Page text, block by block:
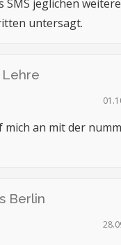
SMS jeglichen
untersagt.
Lehre
an mit der
Berlin